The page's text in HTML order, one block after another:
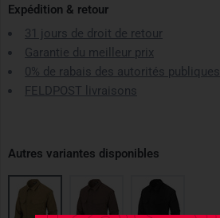
Expédition & retour
31 jours de droit de retour
Garantie du meilleur prix
0% de rabais des autorités publiques
FELDPOST livraisons
Autres variantes disponibles